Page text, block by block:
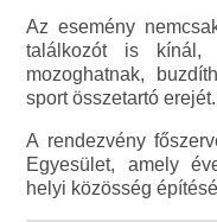
Az esemény
találkozót is kínál,
mozoghatnak,
sport összetartó erejét.
A rendezvény
Egyesület, amely
helyi közösség